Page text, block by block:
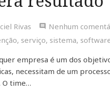
Rivas
Nenhum
, serviço, sistema,
empresa é um dos
necessitam de um
O time…